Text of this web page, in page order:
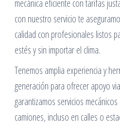
mecánica eficiente con tarifas
con nuestro servicio te
calidad con profesionales listos
estés y sin importar el clima.
Tenemos amplia experiencia y
generación para ofrecer apoyo
garantizamos servicios
camiones, incluso en calles o